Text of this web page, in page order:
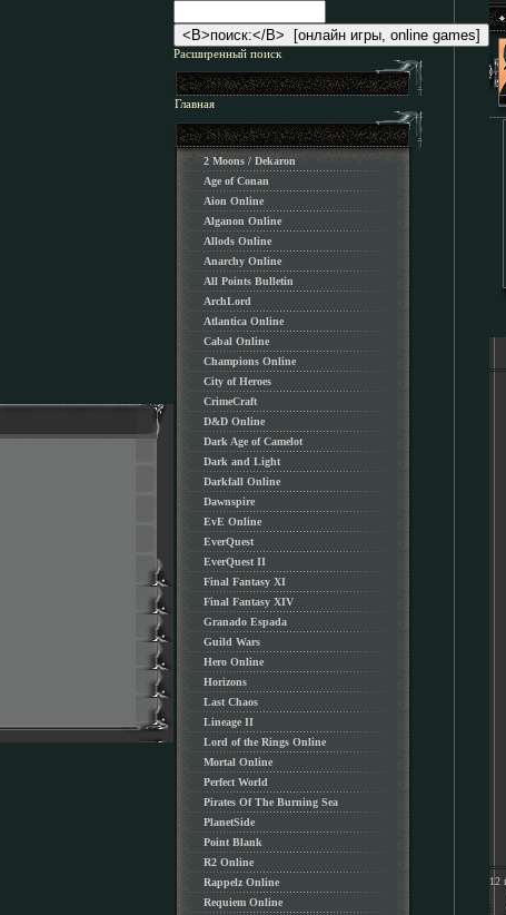
Расширенный поиск
Главная
2 Moons / Dekaron
Age of Conan
Aion Online
Alganon Оnline
Allods Online
Anarchy Online
All Points Bulletin
ArchLord
Atlantica Online
Cabal Online
Champions Online
City of Heroes
CrimeCraft
D&D Online
Dark Age of Camelot
Dark and Light
Darkfall Online
Dawnspire
EvE Online
EverQuest
EverQuest II
Final Fantasy XI
Final Fantasy XIV
Granado Espada
Guild Wars
Hero Online
Horizons
Last Chaos
Lineage II
Lord of the Rings Online
Mortal Online
Perfect World
Pirates Of The Burning Sea
PlanetSide
Point Blank
R2 Online
Rappelz Online
Requiem Online
12